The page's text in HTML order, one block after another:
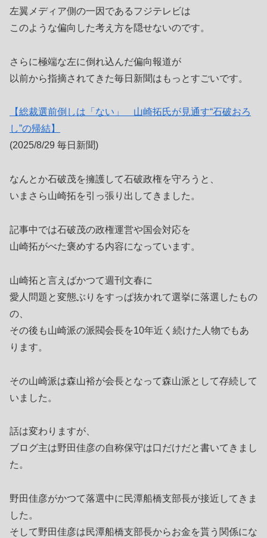
左翼メディア側の一因であるフジテレビは
このような偏向した考え方を隠せないのです。
さらに極端な左に倒れ込んだ偏向報道が
以前から指摘されてきた毎日新聞はもっとすごいです。
【総裁選前倒しは「ない」 山崎拓氏が見通す“石破おろ
し”の帰結】
(2025/8/29 毎日新聞)
なんとか石破茂を擁護して石破政権を守ろうと、
いまさら山崎拓を引っ張り出してきました。
記事中では石破茂の政権運営や国会対応を
山崎拓がべた褒めする内容になっています。
山崎拓と言えばかつて週刊文春に
愛人問題と変態ぶりをすっぱ抜かれて選挙に落選したもの
の、
その後も山崎派の派閥会長を10年近く続けた人物でもあ
ります。
その山崎派は森山裕が会長となって森山派として存続して
いました。
話は変わりますが、
ブログ主は野田佳彦の自称保守は口だけだと書いてきまし
た。
野田佳彦がかつて落選中に民潭船橋支部長が接近してきま
した。
そして野田佳彦は民潭船橋支部長からお金を貰う関係にな